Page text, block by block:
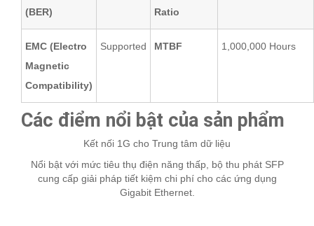
(BER)
Ratio
EMC (Electro
Magnetic
Compatibility)
Supported MTBF 1,000,000 Hours
Các điểm nổi bật của sản phẩm
Kết nối 1G cho Trung tâm dữ liệu
Nổi bật với mức tiêu thụ điện năng thấp, bộ thu phát SFP
cung cấp giải pháp tiết kiệm chi phí cho các ứng dụng
Gigabit Ethernet.